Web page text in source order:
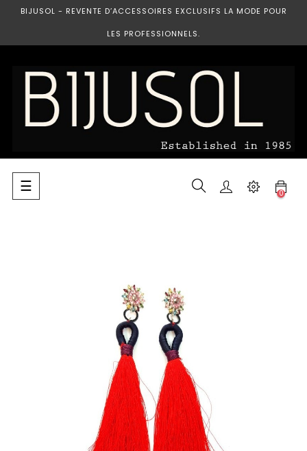
BIJUSOL - REVENTE D’ACCESSOIRES EXCLUSIFS LA MODE POUR
LES PROFESSIONNELS.
Basculer
la
☰ 0